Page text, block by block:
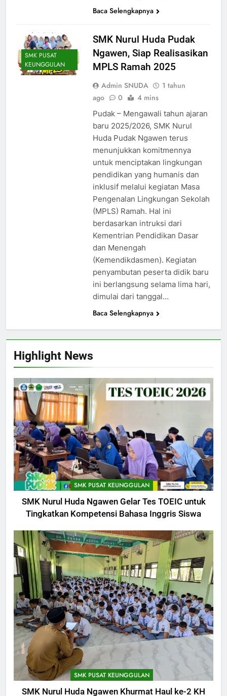
Highlight News
SMK PUSAT KEUNGGULAN
SMK Nurul Huda Ngawen Gelar Tes TOEIC untuk
Tingkatkan Kompetensi Bahasa Inggris Siswa
SMK PUSAT KEUNGGULAN
SMK Nurul Huda Ngawen Khurmat Haul ke-2 KH
Baca Selengkapnya
SMK PUSAT
KEUNGGULAN
SMK Nurul Huda Pudak
Ngawen, Siap Realisasikan
MPLS Ramah 2025
Admin SNUDA
1 tahun
ago
0 4 mins
Pudak – Mengawali tahun ajaran
baru 2025/2026, SMK Nurul
Huda Pudak Ngawen terus
menunjukkan komitmennya
untuk menciptakan lingkungan
pendidikan yang humanis dan
inklusif melalui kegiatan Masa
Pengenalan Lingkungan Sekolah
(MPLS) Ramah. Hal ini
berdasarkan intruksi dari
Kementrian Pendidikan Dasar
dan Menengah
(Kemendikdasmen). Kegiatan
penyambutan peserta didik baru
ini berlangsung selama lima hari,
dimulai dari tanggal…
Baca Selengkapnya